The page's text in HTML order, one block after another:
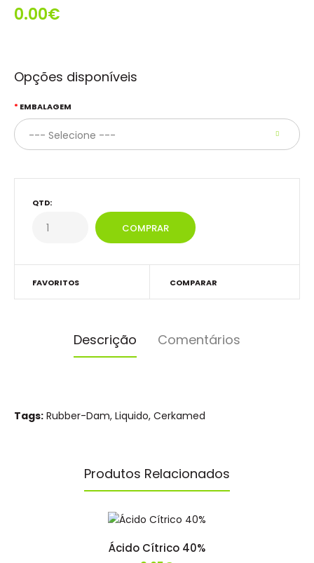
0.00€
Opções disponíveis
EMBALAGEM
QTD:
FAVORITOS COMPARAR
Descrição Comentários
Tags: Rubber-Dam, Liquido, Cerkamed
Produtos Relacionados
Ácido Cítrico 40%